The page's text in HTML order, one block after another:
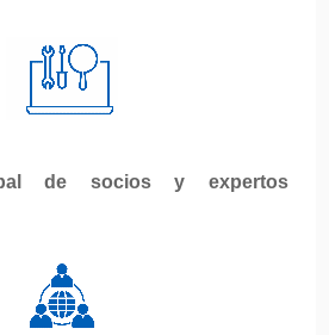
de socios y expertos